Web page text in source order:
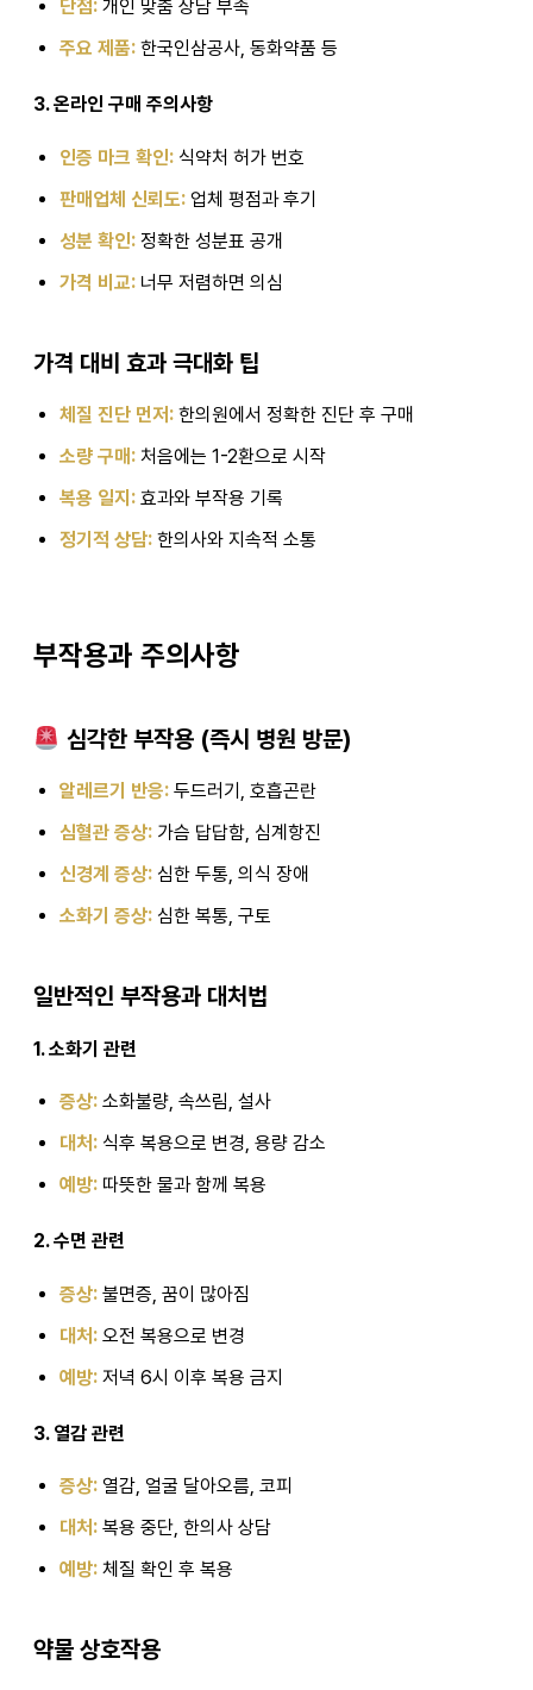
단점: 개인 맞춤 상담 부족
주요 제품: 한국인삼공사, 동화약품 등
3. 온라인 구매 주의사항
인증 마크 확인: 식약처 허가 번호
판매업체 신뢰도: 업체 평점과 후기
성분 확인: 정확한 성분표 공개
가격 비교: 너무 저렴하면 의심
가격 대비 효과 극대화 팁
체질 진단 먼저: 한의원에서 정확한 진단 후 구매
소량 구매: 처음에는 1-2환으로 시작
복용 일지: 효과와 부작용 기록
정기적 상담: 한의사와 지속적 소통
부작용과 주의사항
심각한 부작용 (즉시 병원 방문)
알레르기 반응: 두드러기, 호흡곤란
심혈관 증상: 가슴 답답함, 심계항진
신경계 증상: 심한 두통, 의식 장애
소화기 증상: 심한 복통, 구토
일반적인 부작용과 대처법
1. 소화기 관련
증상: 소화불량, 속쓰림, 설사
대처: 식후 복용으로 변경, 용량 감소
예방: 따뜻한 물과 함께 복용
2. 수면 관련
증상: 불면증, 꿈이 많아짐
대처: 오전 복용으로 변경
예방: 저녁 6시 이후 복용 금지
3. 열감 관련
증상: 열감, 얼굴 달아오름, 코피
대처: 복용 중단, 한의사 상담
예방: 체질 확인 후 복용
약물 상호작용